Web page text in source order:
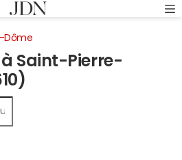
Dôme
Saint-Pierre-